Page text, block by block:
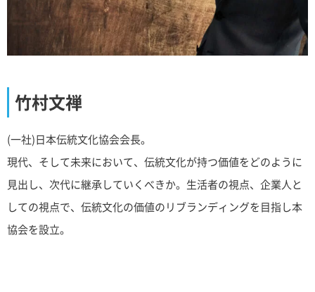
竹村文禅
(一社)日本伝統文化協会会長。
現代、そして未来において、伝統文化が持つ価値をどのように
見出し、次代に継承していくべきか。生活者の視点、企業人と
しての視点で、伝統文化の価値のリブランディングを目指し本
協会を設立。